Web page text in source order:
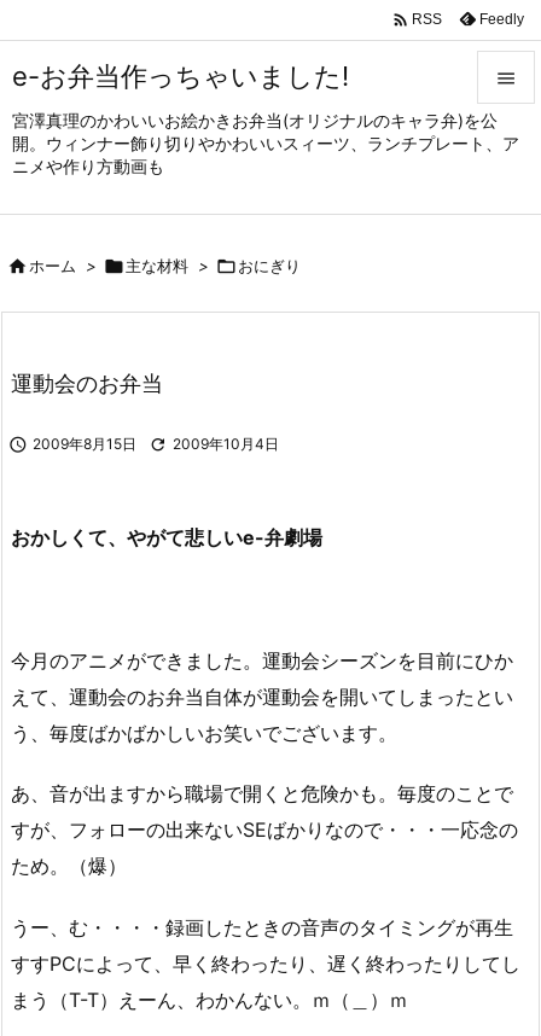
e-お弁当作っちゃいました!
宮澤真理のかわいいお絵かきお弁当(オリジナルのキャラ弁)を公
開。ウィンナー飾り切りやかわいいスィーツ、ランチプレート、ア
ニメや作り方動画も


メニュ
サイド

 RSS Feedly
ホーム > 主な材料 > おにぎり
運動会のお弁当
 2009年8月15日  2009年10月4日
おかしくて、やがて悲しいe-弁劇場
今月のアニメができました。運動会シーズンを目前にひか
えて、運動会のお弁当自体が運動会を開いてしまったとい
う、毎度ばかばかしいお笑いでございます。
あ、音が出ますから職場で開くと危険かも。毎度のことで
すが、フォローの出来ないSEばかりなので・・・一応念の
ため。（爆）
うー、む・・・・録画したときの音声のタイミングが再生
すすPCによって、早く終わったり、遅く終わったりしてし
まう（T-T）えーん、わかんない。ｍ（＿）ｍ